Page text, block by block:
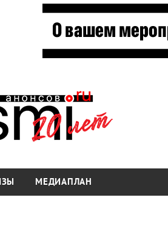
МЕДИАПЛАН